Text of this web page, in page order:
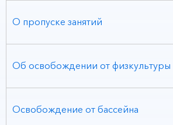
О пропуске занятий
Об освобождении от физкультуры
Освобождение от бассейна